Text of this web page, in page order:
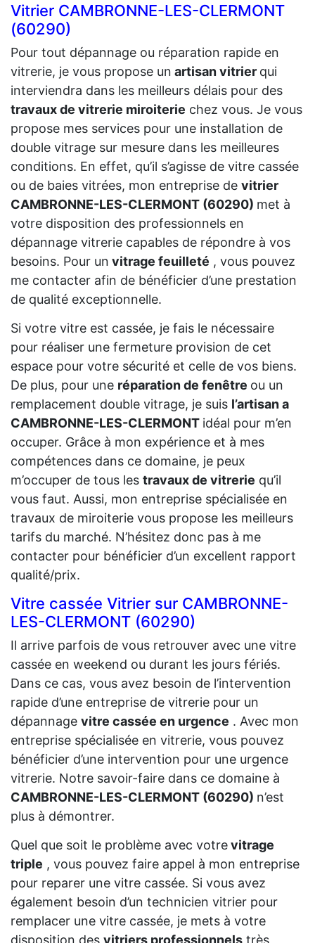
Vitrier CAMBRONNE-LES-CLERMONT
(60290)
Pour tout dépannage ou réparation rapide en
vitrerie, je vous propose un artisan vitrier qui
interviendra dans les meilleurs délais pour des
travaux de vitrerie miroiterie chez vous. Je vous
propose mes services pour une installation de
double vitrage sur mesure dans les meilleures
conditions. En effet, qu’il s’agisse de vitre cassée
ou de baies vitrées, mon entreprise de vitrier
CAMBRONNE-LES-CLERMONT (60290) met à
votre disposition des professionnels en
dépannage vitrerie capables de répondre à vos
besoins. Pour un vitrage feuilleté , vous pouvez
me contacter afin de bénéficier d’une prestation
de qualité exceptionnelle.
Si votre vitre est cassée, je fais le nécessaire
pour réaliser une fermeture provision de cet
espace pour votre sécurité et celle de vos biens.
De plus, pour une réparation de fenêtre ou un
remplacement double vitrage, je suis l’artisan a
CAMBRONNE-LES-CLERMONT idéal pour m’en
occuper. Grâce à mon expérience et à mes
compétences dans ce domaine, je peux
m’occuper de tous les travaux de vitrerie qu’il
vous faut. Aussi, mon entreprise spécialisée en
travaux de miroiterie vous propose les meilleurs
tarifs du marché. N’hésitez donc pas à me
contacter pour bénéficier d’un excellent rapport
qualité/prix.
Vitre cassée Vitrier sur CAMBRONNE-
LES-CLERMONT (60290)
Il arrive parfois de vous retrouver avec une vitre
cassée en weekend ou durant les jours fériés.
Dans ce cas, vous avez besoin de l’intervention
rapide d’une entreprise de vitrerie pour un
dépannage vitre cassée en urgence . Avec mon
entreprise spécialisée en vitrerie, vous pouvez
bénéficier d’une intervention pour une urgence
vitrerie. Notre savoir-faire dans ce domaine à
CAMBRONNE-LES-CLERMONT (60290) n’est
plus à démontrer.
Quel que soit le problème avec votrevitrage
triple , vous pouvez faire appel à mon entreprise
pour reparer une vitre cassée. Si vous avez
également besoin d’un technicien vitrier pour
remplacer une vitre cassée, je mets à votre
disposition des vitriers professionnels très